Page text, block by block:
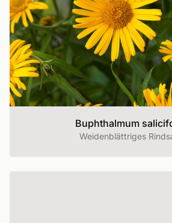
Buphthalmum
Weidenblättriges